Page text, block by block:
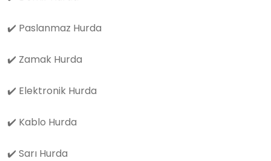
✔️ Paslanmaz Hurda
✔️ Zamak Hurda
✔️ Elektronik Hurda
✔️ Kablo Hurda
✔️ Sarı Hurda